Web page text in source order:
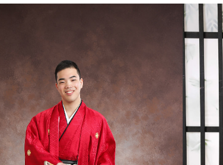
品番 :
#赤 #伝統古典
＊袴の組み合わせは変更できます。身長/腰